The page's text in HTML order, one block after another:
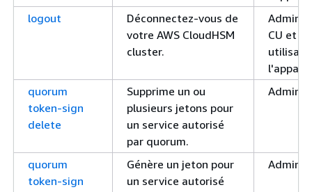
logout
Déconnectez-vous de
votre AWS CloudHSM
cluster.
CU et
quorum
token-sign
delete
Supprime un ou
plusieurs jetons pour
un service autorisé
par quorum.
Admin
quorum
token-sign
Génère un jeton pour
un service autorisé
Admin